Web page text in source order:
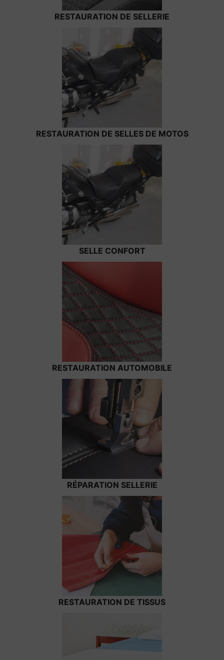
RESTAURATION DE SELLERIE
RESTAURATION DE SELLES DE MOTOS
SELLE CONFORT
RESTAURATION AUTOMOBILE
RÉPARATION SELLERIE
RESTAURATION DE TISSUS